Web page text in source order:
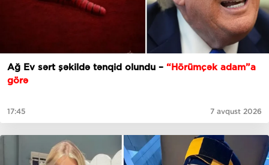
Ağ Ev sərt şəkildə tənqid olundu – “Hörümçək adam”a
görə
17:45 7 avqust 2026